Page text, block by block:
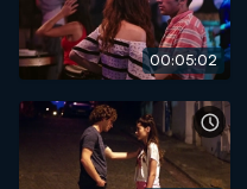
00:05:02